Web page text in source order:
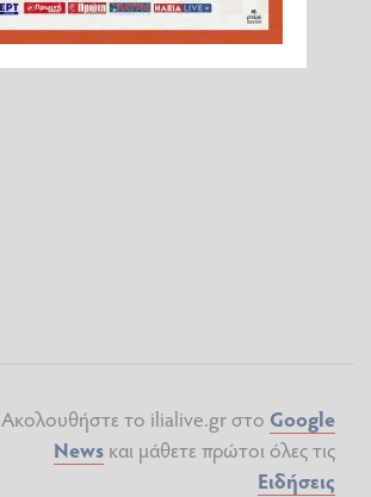
Ακολουθήστε το ilialive.gr στο Google
News και μάθετε πρώτοι όλες τις
Ειδήσεις